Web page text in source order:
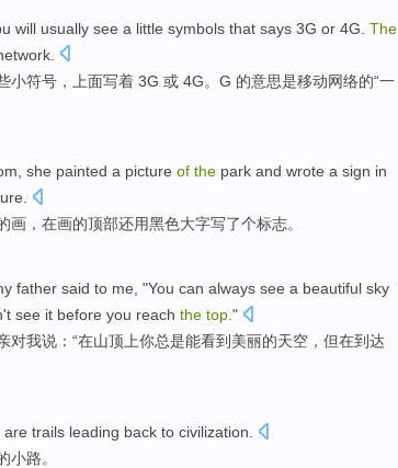
will usually see a little symbols that says 3G or 4G. The
小符号，上面写着 3G 或 4G。G 的意思是移动网络的“一
she painted a picture of the park and wrote a sign in
，在画的顶部还用黑色大字写了个标志。
father said to me, "You can always see a beautiful sky
see it before you reach the top ."
对我说：“在山顶上你总是能看到美丽的天空，但在到达
are trails leading back to civilization.
小路。